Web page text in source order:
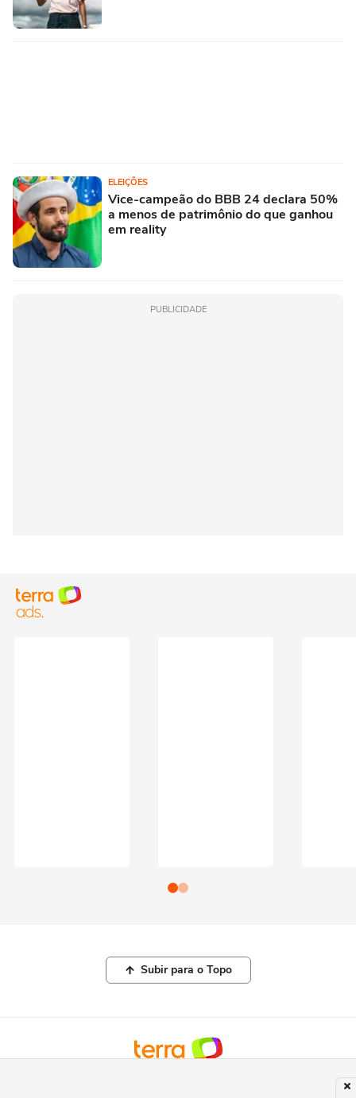
ELEIÇÕES
Vice-campeão do BBB 24 declara 50%
a menos de patrimônio do que ganhou
em reality
PUBLICIDADE
Subir para o Topo